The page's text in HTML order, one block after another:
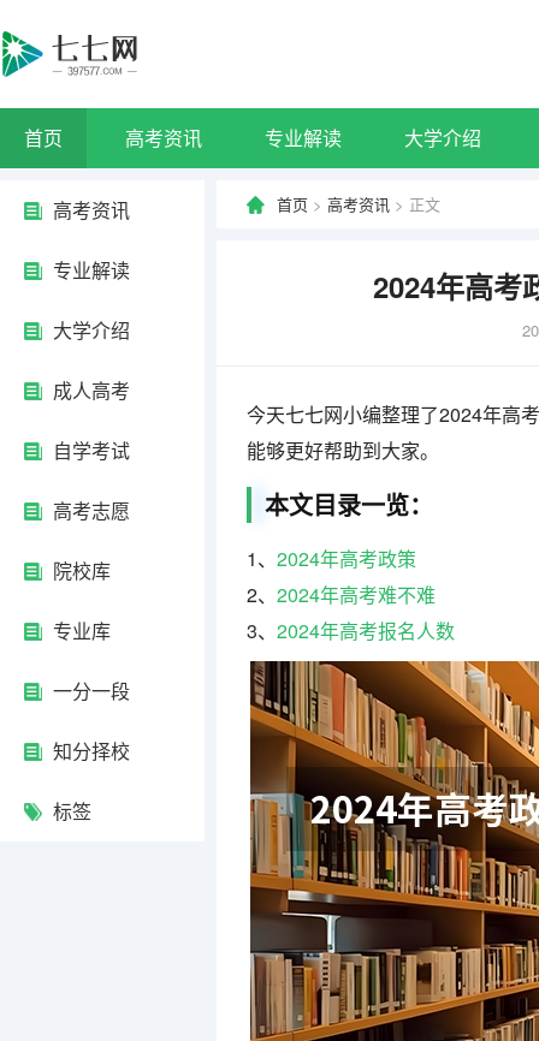
首页 高考资讯 专业解读 大学介绍
高考资讯
专业解读
大学介绍
成人高考
自学考试
高考志愿
院校库
专业库
一分一段
知分择校
标签
首页 > 高考资讯 > 正文
2024年高考
今天七七网小编整理了2024年高
能够更好帮助到大家。
本文目录一览：
1、 2024年高考政策
2、 2024年高考难不难
3、 2024年高考报名人数